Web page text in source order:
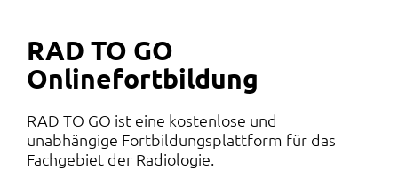
RAD TO GO
Onlinefortbildung
RAD TO GO ist eine kostenlose und
unabhängige Fortbildungsplattform für das
Fachgebiet der Radiologie.